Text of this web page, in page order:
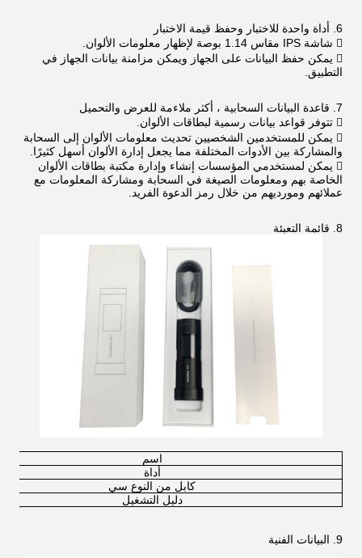
6. أداة واحدة للاختبار وحفظ قيمة الاختبار
 شاشة IPS مقاس 1.14 بوصة لإظهار معلومات الألوان.
 يمكن حفظ البيانات على الجهاز ويمكن مزامنة بيانات الجهاز في
التطبيق.
7. قاعدة البيانات السحابية ، أكثر ملاءمة للعرض والتحميل
 تتوفر قواعد بيانات رسمية لبطاقات الألوان.
 يمكن للمستخدمين الشخصيين تحديث معلومات الألوان إلى السحابة
والمشاركة بين الأدوات المختلفة مما يجعل إدارة الألوان أسهل كثيرًا.
 يمكن لمستخدمي المؤسسات إنشاء وإدارة مكتبة بطاقات الألوان
الخاصة بهم ومعلومات الصيغة في السحابة ومشاركة المعلومات مع
عملائهم ومورديهم من خلال رمز الدعوة الفريد.
8. قائمة التعبئة
اسم
أداة
كابل من النوع سي
دليل التشغيل
9. البيانات الفنية